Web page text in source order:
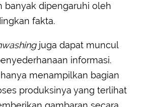
banyak dipengaruhi oleh
fakta.
juga dapat muncul
informasi.
menampilkan bagian
produksinya yang terlihat